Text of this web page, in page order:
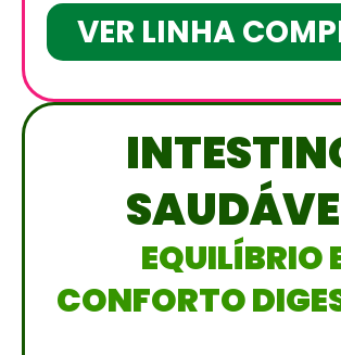
VER LINHA
EQUILÍBRIO
CONFORTO